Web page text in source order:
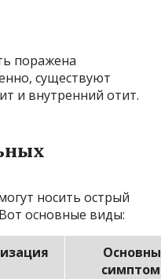
поражена
существуют
и внутренний отит.
носить острый
основные виды: